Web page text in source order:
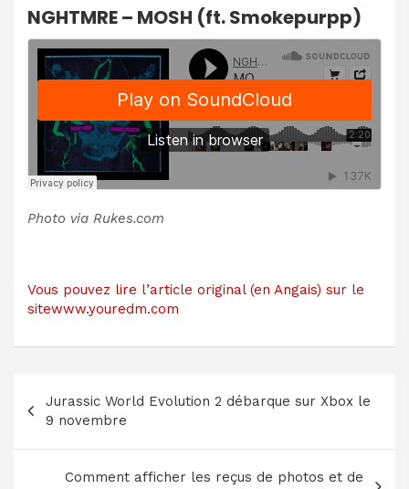
NGHTMRE – MOSH (ft. Smokepurpp)
Photo via Rukes.com
Vous pouvez lire l’article original (en Angais) sur le
sitewww.youredm.com
de
l’article
Jurassic World Evolution 2 débarque sur Xbox le
9 novembre
Comment afficher les reçus de photos et de